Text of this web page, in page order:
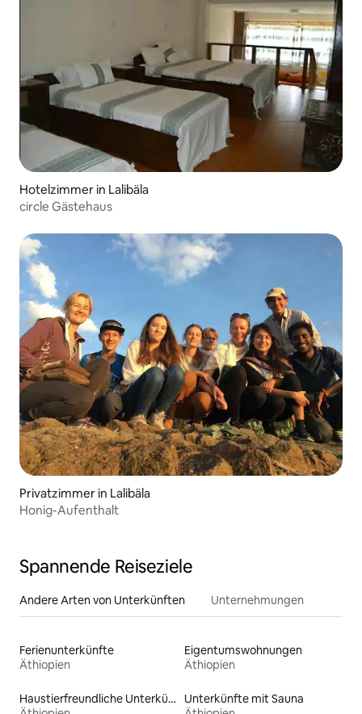
Hotelzimmer in Lalibäla
circle Gästehaus
Privatzimmer in Lalibäla
Honig-Aufenthalt
Spannende Reiseziele
Andere Arten von Unterkünften Unternehmungen
Ferienunterkünfte
Äthiopien
Eigentumswohnungen
Äthiopien
Haustierfreundliche Unterkünfte
Unterkünfte mit Sauna